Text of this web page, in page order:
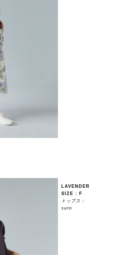
LAVENDER
SIZE : F
トップス：
suro